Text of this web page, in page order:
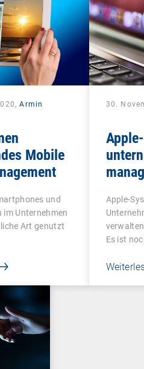
Armin
Mobile
und
im Unternehmen
Art genutzt
30.
VPP
Apple-
Es ist